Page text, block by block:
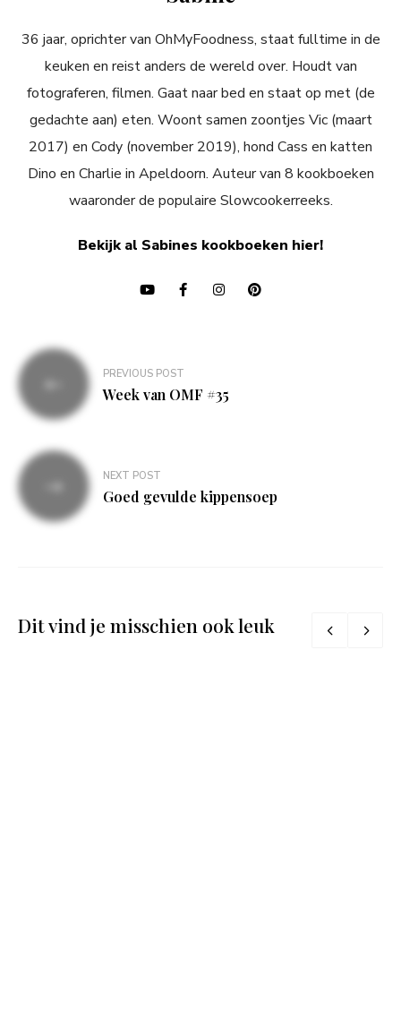
36 jaar, oprichter van OhMyFoodness, staat fulltime in de
keuken en reist anders de wereld over. Houdt van
fotograferen, filmen. Gaat naar bed en staat op met (de
gedachte aan) eten. Woont samen zoontjes Vic (maart
2017) en Cody (november 2019), hond Cass en katten
Dino en Charlie in Apeldoorn. Auteur van 8 kookboeken
waaronder de populaire Slowcookerreeks.
Bekijk al Sabines kookboeken hier!
Bericht
navigatie
PREVIOUS POST
Week van OMF #35
NEXT POST
Goed gevulde kippensoep
Dit vind je misschien ook leuk